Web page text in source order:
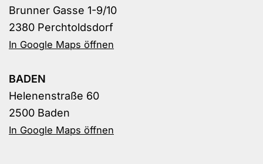
Brunner Gasse 1-9/10
2380 Perchtoldsdorf
In Google Maps öffnen
BADEN
Helenenstraße 60
2500 Baden
In Google Maps öffnen